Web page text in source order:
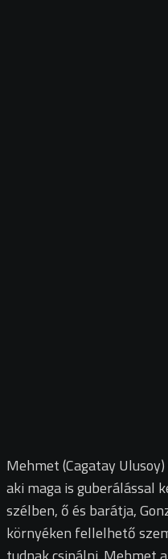
Mehmet (Cagatay
aki maga is guberálással
szélben, ő és barátja,
környéken fellelhető